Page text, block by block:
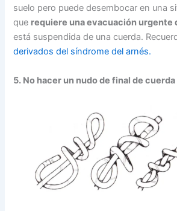
suelo pero puede desembocar en una
que requiere una evacuación urgente
está suspendida de una cuerda.
derivados del síndrome del arnés.
5. No hacer un nudo de final de cuerda